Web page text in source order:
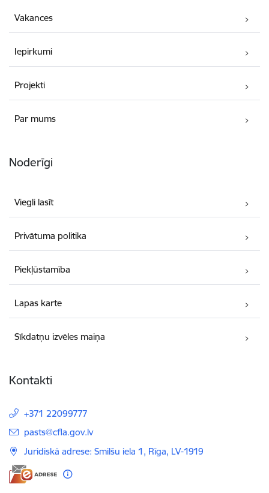
Vakances
Iepirkumi
Projekti
Par mums
Noderīgi
Viegli lasīt
Privātuma politika
Piekļūstamība
Lapas karte
Sīkdatņu izvēles maiņa
Kontakti
+371 22099777
E-pasts:
pasts@cfla.gov.lv
Juridiskā adrese: Smilšu iela 1, Rīga, LV-1919